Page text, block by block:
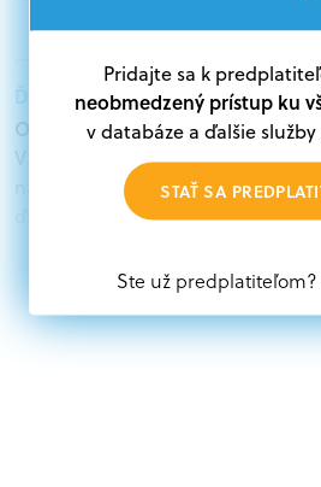
Ďalšie informácie:
Oprávnení žiadatelia:
V databáze grantov a dotácií na
nájdete aktuálne výzvy z
ďalších zdrojov.
Oprávnení partneri:
Akákoľvek právnická osoba, t. j.
subjekt, komerčný alebo
Pridajte sa k
neobmedzený prístup ku
v databáze a ďalšie
STAŤ SA
Ste už predplatiteľom?